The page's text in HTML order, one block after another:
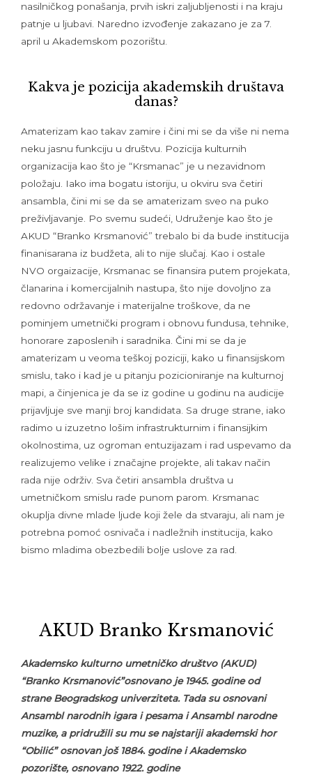
nasilničkog ponašanja, prvih iskri zaljubljenosti i na kraju
patnje u ljubavi. Naredno izvođenje zakazano je za 7.
april u Akademskom pozorištu.
Kakva je pozicija akademskih društava
danas?
Amaterizam kao takav zamire i čini mi se da više ni nema
neku jasnu funkciju u društvu. Pozicija kulturnih
organizacija kao što je “Krsmanac” je u nezavidnom
položaju. Iako ima bogatu istoriju, u okviru sva četiri
ansambla, čini mi se da se amaterizam sveo na puko
preživljavanje. Po svemu sudeći, Udruženje kao što je
AKUD “Branko Krsmanović” trebalo bi da bude institucija
finanisarana iz budžeta, ali to nije slučaj. Kao i ostale
NVO orgaizacije, Krsmanac se finansira putem projekata,
članarina i komercijalnih nastupa, što nije dovoljno za
redovno održavanje i materijalne troškove, da ne
pominjem umetnički program i obnovu fundusa, tehnike,
honorare zaposlenih i saradnika. Čini mi se da je
amaterizam u veoma teškoj poziciji, kako u finansijskom
smislu, tako i kad je u pitanju pozicioniranje na kulturnoj
mapi, a činjenica je da se iz godine u godinu na audicije
prijavljuje sve manji broj kandidata. Sa druge strane, iako
radimo u izuzetno lošim infrastrukturnim i finansijkim
okolnostima, uz ogroman entuzijazam i rad uspevamo da
realizujemo velike i značajne projekte, ali takav način
rada nije održiv. Sva četiri ansambla društva u
umetničkom smislu rade punom parom. Krsmanac
okuplja divne mlade ljude koji žele da stvaraju, ali nam je
potrebna pomoć osnivača i nadležnih institucija, kako
bismo mladima obezbedili bolje uslove za rad.
AKUD Branko Krsmanović
Akademsko kulturno umetničko društvo (AKUD)
“Branko Krsmanović”osnovano je 1945. godine od
strane Beogradskog univerziteta. Tada su osnovani
Ansambl narodnih igara i pesama i Ansambl narodne
muzike, a pridružili su mu se najstariji akademski hor
“Obilić” osnovan još 1884. godine i Akademsko
pozorište, osnovano 1922. godine